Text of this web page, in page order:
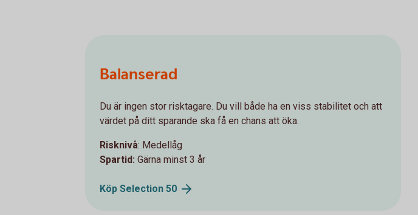
Balanserad
Du är ingen stor risktagare. Du vill både ha en viss stabilitet och att
värdet på ditt sparande ska få en chans att öka.
Risknivå: Medellåg
Spartid: Gärna minst 3 år
Köp Selection 50